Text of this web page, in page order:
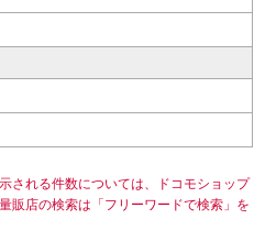
される件数については、ドコモショップ
販店の検索は「フリーワードで検索」を